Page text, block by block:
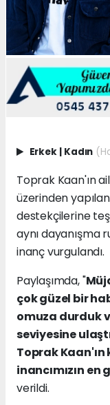
Erkek Kadın
Toprak Kaan'ın
üzerinden
destekçilerine
aynı dayanışma
inanç vurgulandı.
Paylaşımda, "
çok güzel bir
omuza durduk
seviyesine
Toprak Kaan'ın
inancımızın
verildi.